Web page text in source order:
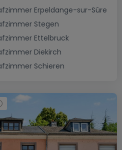
Erpeldange-sur-Sûre
Stegen
Ettelbruck
Diekirch
Schieren